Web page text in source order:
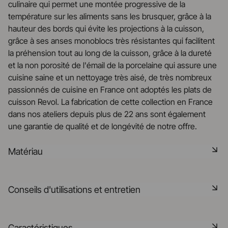
culinaire qui permet une montée progressive de la
température sur les aliments sans les brusquer, grâce à la
hauteur des bords qui évite les projections à la cuisson,
grâce à ses anses monoblocs très résistantes qui facilitent
la préhension tout au long de la cuisson, grâce à la dureté
et la non porosité de l'émail de la porcelaine qui assure une
cuisine saine et un nettoyage très aisé, de très nombreux
passionnés de cuisine en France ont adoptés les plats de
cuisson Revol. La fabrication de cette collection en France
dans nos ateliers depuis plus de 22 ans sont également
une garantie de qualité et de longévité de notre offre.
Matériau
matières premières minérales rigoureusement
Conseils d'utilisations et entretien